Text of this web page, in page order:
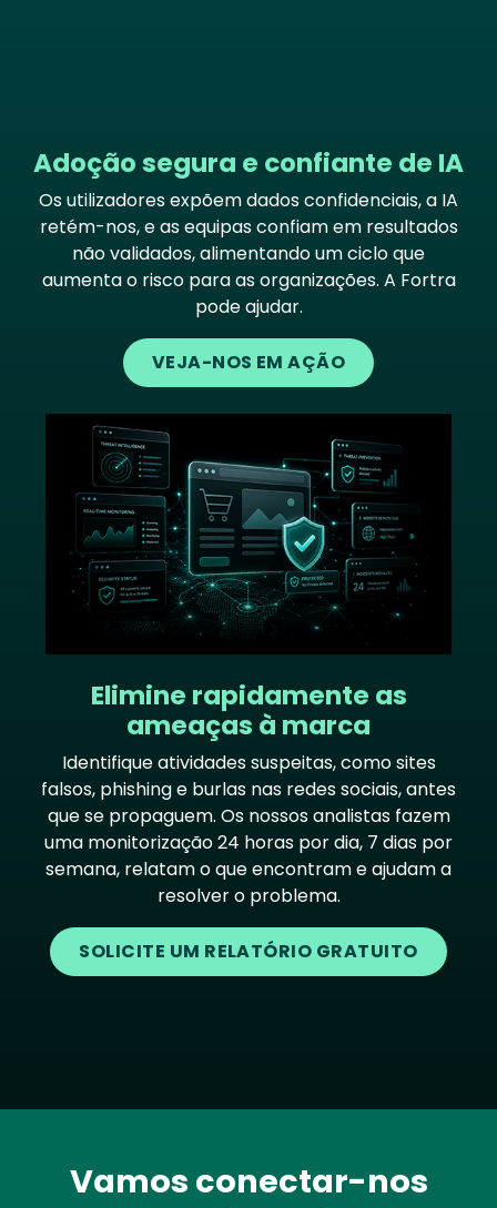
Adoção segura e confiante de IA
Os utilizadores expõem dados confidenciais, a IA
retém-nos, e as equipas confiam em resultados
não validados, alimentando um ciclo que
aumenta o risco para as organizações. A Fortra
pode ajudar.
VEJA-NOS EM AÇÃO
Elimine rapidamente as
ameaças à marca
Identifique atividades suspeitas, como sites
falsos, phishing e burlas nas redes sociais, antes
que se propaguem. Os nossos analistas fazem
uma monitorização 24 horas por dia, 7 dias por
semana, relatam o que encontram e ajudam a
resolver o problema.
SOLICITE UM RELATÓRIO GRATUITO
Vamos conectar-nos